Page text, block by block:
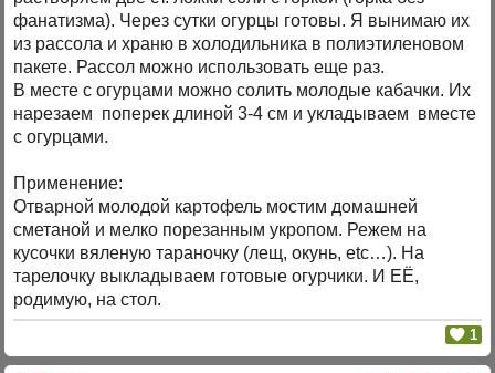
фанатизма). Через сутки огурцы готовы. Я вынимаю их
из рассола и храню в холодильника в полиэтиленовом
пакете. Рассол можно использовать еще раз.
В месте с огурцами можно солить молодые кабачки. Их
нарезаем поперек длиной 3-4 см и укладываем вместе
с огурцами.
Применение:
Отварной молодой картофель мостим домашней
сметаной и мелко порезанным укропом. Режем на
кусочки вяленую тараночку (лещ, окунь, etc…). На
тарелочку выкладываем готовые огурчики. И ЕЁ,
родимую, на стол.
1